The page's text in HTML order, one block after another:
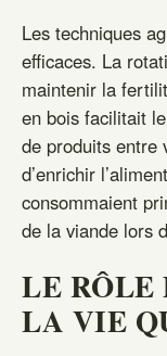
Les techniques
efficaces. La
maintenir la
en bois facilitait
de produits entre
d’enrichir
consommaient
de la viande lors
LE RÔLE
LA VIE